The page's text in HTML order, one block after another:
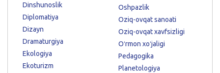
Dinshunoslik
Diplomatiya
Dizayn
Dramaturgiya
Ekologiya
Ekoturizm
Oshpazlik
Oziq-ovqat sanoati
Oziq-ovqat xavfsizligi
Oʻrmon xoʻjaligi
Pedagogika
Planetologiya